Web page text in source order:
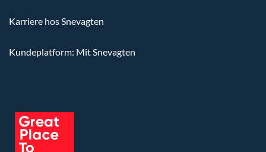
Karriere hos Snevagten
Kundeplatform: Mit Snevagten